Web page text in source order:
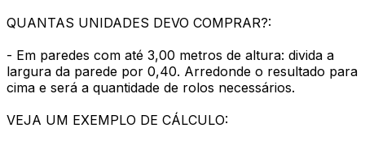
QUANTAS UNIDADES DEVO COMPRAR?:
- Em paredes com até 3,00 metros de altura: divida a
largura da parede por 0,40. Arredonde o resultado para
cima e será a quantidade de rolos necessários.
VEJA UM EXEMPLO DE CÁLCULO: